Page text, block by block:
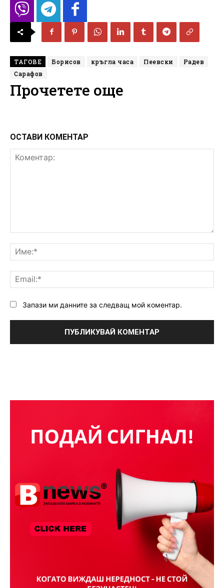
ТАГОВЕ Борисов кръгла часа Пеевски
Радев
Сарафов
Прочетете още
ОСТАВИ КОМЕНТАР
Запази ми данните за следващ мой коментар.